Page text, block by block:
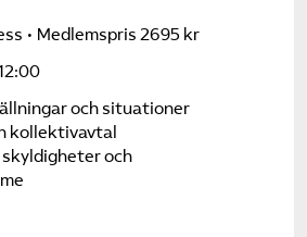
Medlemspris 2695 kr
och situationer
kollektivavtal
och